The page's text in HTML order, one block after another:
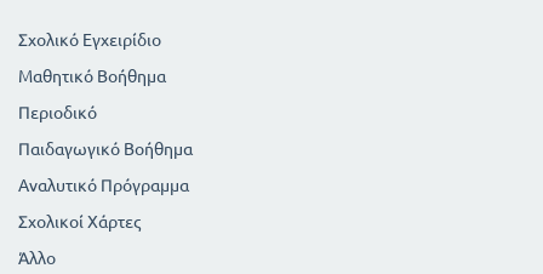
Σχολικό Εγχειρίδιο
Μαθητικό Βοήθημα
Περιοδικό
Παιδαγωγικό Βοήθημα
Αναλυτικό Πρόγραμμα
Σχολικοί Χάρτες
Άλλο